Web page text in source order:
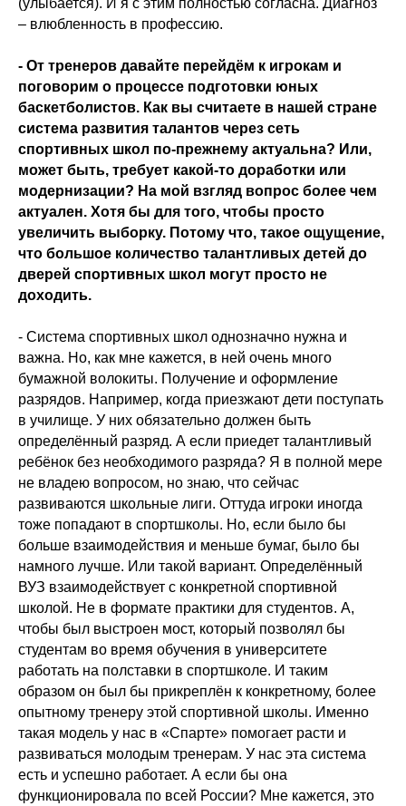
(улыбается). И я с этим полностью согласна. Диагноз
– влюбленность в профессию.
- От тренеров давайте перейдём к игрокам и
поговорим о процессе подготовки юных
баскетболистов. Как вы считаете в нашей стране
система развития талантов через сеть
спортивных школ по-прежнему актуальна? Или,
может быть, требует какой-то доработки или
модернизации? На мой взгляд вопрос более чем
актуален. Хотя бы для того, чтобы просто
увеличить выборку. Потому что, такое ощущение,
что большое количество талантливых детей до
дверей спортивных школ могут просто не
доходить.
- Система спортивных школ однозначно нужна и
важна. Но, как мне кажется, в ней очень много
бумажной волокиты. Получение и оформление
разрядов. Например, когда приезжают дети поступать
в училище. У них обязательно должен быть
определённый разряд. А если приедет талантливый
ребёнок без необходимого разряда? Я в полной мере
не владею вопросом, но знаю, что сейчас
развиваются школьные лиги. Оттуда игроки иногда
тоже попадают в спортшколы. Но, если было бы
больше взаимодействия и меньше бумаг, было бы
намного лучше. Или такой вариант. Определённый
ВУЗ взаимодействует с конкретной спортивной
школой. Не в формате практики для студентов. А,
чтобы был выстроен мост, который позволял бы
студентам во время обучения в университете
работать на полставки в спортшколе. И таким
образом он был бы прикреплён к конкретному, более
опытному тренеру этой спортивной школы. Именно
такая модель у нас в «Спарте» помогает расти и
развиваться молодым тренерам. У нас эта система
есть и успешно работает. А если бы она
функционировала по всей России? Мне кажется, это